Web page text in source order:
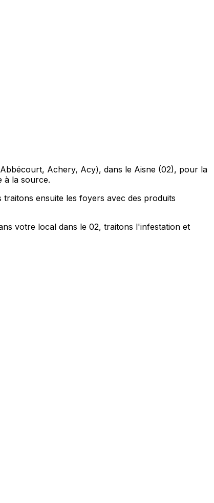
Achery, Acy), dans le Aisne (02), pour la
à la source.
ensuite les foyers avec des produits
votre local dans le 02, traitons l'infestation et